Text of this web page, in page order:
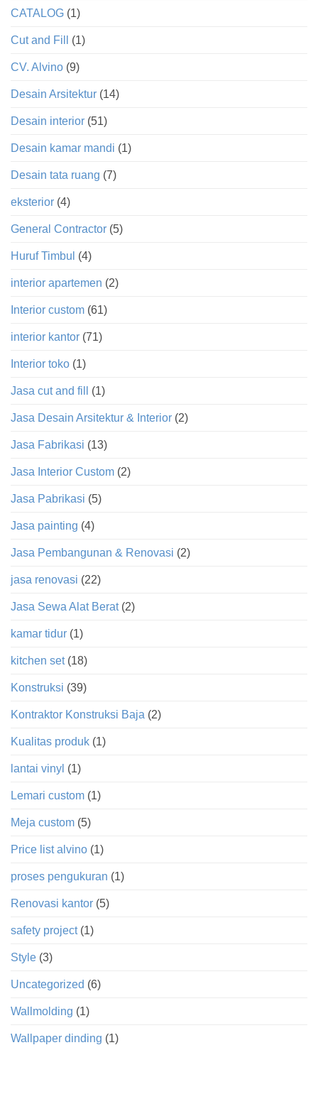
CATALOG (1)
Cut and Fill (1)
CV. Alvino (9)
Desain Arsitektur (14)
Desain interior (51)
Desain kamar mandi (1)
Desain tata ruang (7)
eksterior (4)
General Contractor (5)
Huruf Timbul (4)
interior apartemen (2)
Interior custom (61)
interior kantor (71)
Interior toko (1)
Jasa cut and fill (1)
Jasa Desain Arsitektur & Interior (2)
Jasa Fabrikasi (13)
Jasa Interior Custom (2)
Jasa Pabrikasi (5)
Jasa painting (4)
Jasa Pembangunan & Renovasi (2)
jasa renovasi (22)
Jasa Sewa Alat Berat(2)
kamar tidur (1)
kitchen set(18)
Konstruksi (39)
Kontraktor Konstruksi Baja (2)
Kualitas produk (1)
lantai vinyl (1)
Lemari custom (1)
Meja custom (5)
Price list alvino (1)
proses pengukuran (1)
Renovasi kantor (5)
safety project(1)
Style (3)
Uncategorized (6)
Wallmolding (1)
Wallpaper dinding (1)